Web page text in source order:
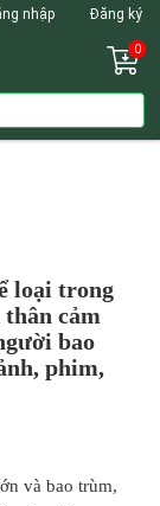
nhập Đăng ký
0
loại trong
cảm
bao
phim,
và bao trùm,